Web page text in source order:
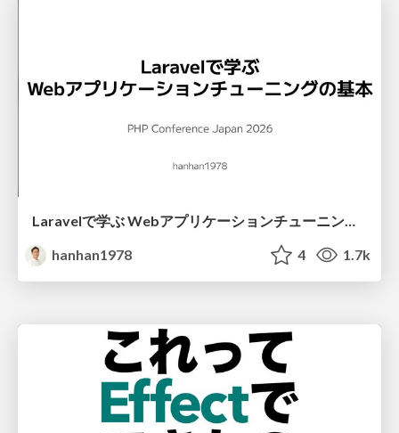
Laravelで学ぶ Webアプリケーションチューニング入門/web_application_tuning_101
hanhan1978
4 1.7k